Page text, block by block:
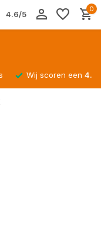
4.6/5
0
Wij scoren een